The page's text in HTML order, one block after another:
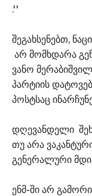
.''
შეგახსენებთ,
არ მომხდარა
ვანო
პარტიის
პოსტსაც
დღევანდელი
თუ არა
გენერალური
ენმ-ში არ